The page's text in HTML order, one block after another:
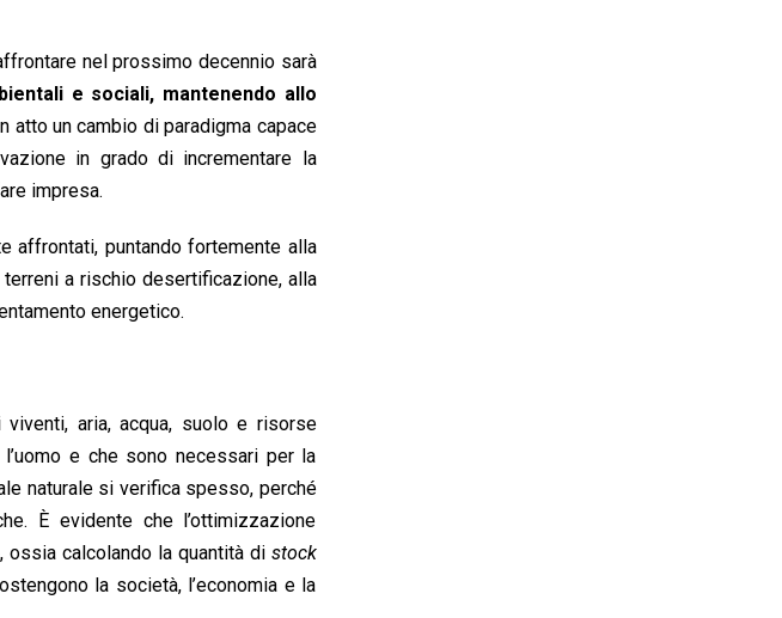
nel prossimo decennio sarà
e sociali, mantenendo allo
atto un cambio di paradigma capace
in grado di incrementare la
impresa.
affrontati, puntando fortemente alla
a rischio desertificazione, alla
energetico.
aria, acqua, suolo e risorse
e che sono necessari per la
naturale si verifica spesso, perché
È evidente che l’ottimizzazione
ossia calcolando la quantità di stock
la società, l’economia e la